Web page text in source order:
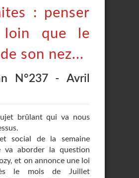
: penser
loin que le
son nez...
N°237 - Avril
brûlant qui va nous
social de la semaine
va aborder la question
et on annonce une loi
le mois de Juillet